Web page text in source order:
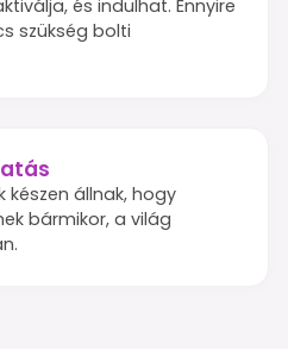
és indulhat. Ennyire
szükség bolti
készen állnak, hogy
bármikor, a világ